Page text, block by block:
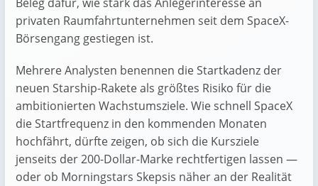
privaten Raumfahrtunternehmen seit dem SpaceX-
Börsengang gestiegen ist.
Mehrere Analysten benennen die Startkadenz der
neuen Starship-Rakete als größtes Risiko für die
ambitionierten Wachstumsziele. Wie schnell SpaceX
die Startfrequenz in den kommenden Monaten
hochfährt, dürfte zeigen, ob sich die Kursziele
jenseits der 200-Dollar-Marke rechtfertigen lassen —
oder ob Morningstars Skepsis näher an der Realität